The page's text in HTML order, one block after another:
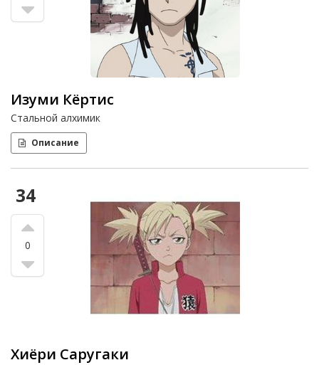
Изуми Кёртис
Стальной алхимик
Описание
34
0
Хиёри Саругаки